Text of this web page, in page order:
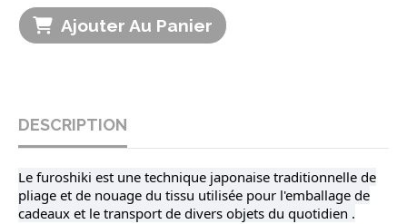
Ajouter Au Panier
DESCRIPTION
Le furoshiki est une technique japonaise traditionnelle de
pliage et de nouage du tissu utilisée pour l'emballage de
cadeaux et le transport de divers objets du quotidien .